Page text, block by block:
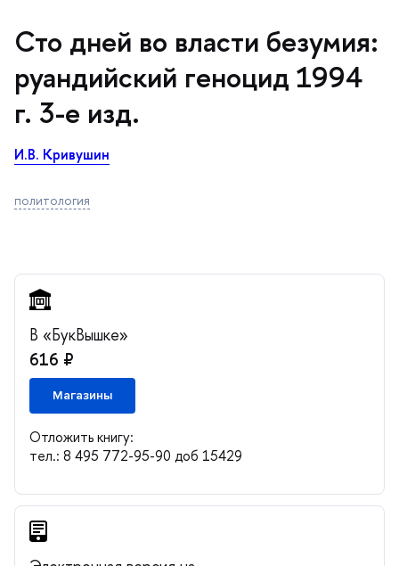
Сто дней во власти безумия:
руандийский геноцид 1994
. 3-е изд.
И.В. Кривушин
политология
«БукВышке»
616 ₽
Магазины
Отложить книгу:
тел.: 8 495 772-95-90 доб 15429